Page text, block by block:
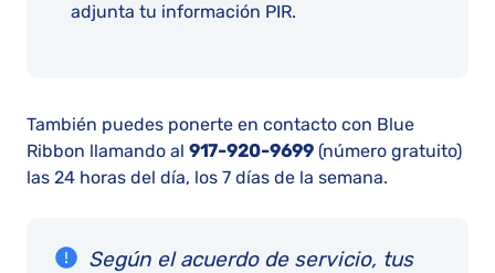
adjunta tu información PIR.
También puedes ponerte en contacto con Blue
Ribbon llamando al 917-920-9699 (número gratuito)
las 24 horas del día, los 7 días de la semana.
Según el acuerdo de servicio, tus